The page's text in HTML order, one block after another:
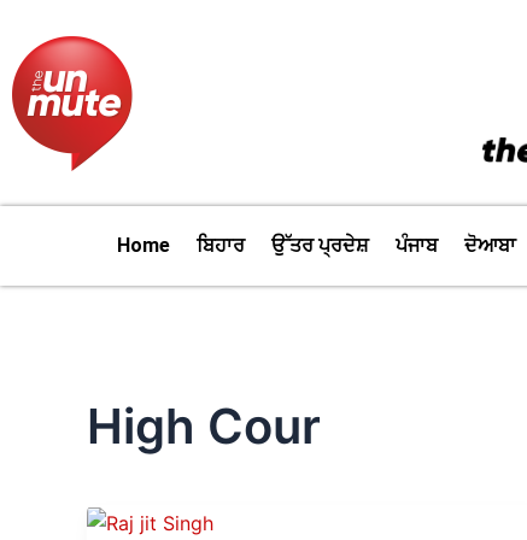
content
Home ਬਿਹਾਰ ਉੱਤਰ ਪ੍ਰਦੇਸ਼ ਪੰਜਾਬ ਦੋਆਬਾ
High Cour